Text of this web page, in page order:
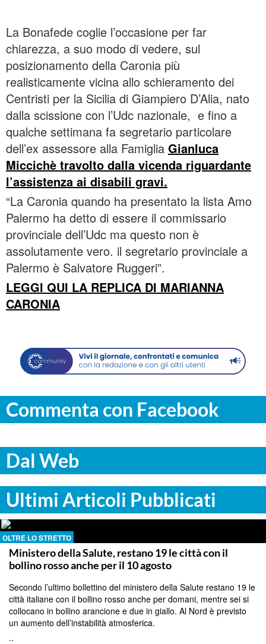
La Bonafede coglie l’occasione per far
chiarezza, a suo modo di vedere, sul
posizionamento della Caronia più
realisticamente vicina allo schieramento dei
Centristi per la Sicilia di Giampiero D’Alia, nato
dalla scissione con l’Udc nazionale, e fino a
qualche settimana fa segretario particolare
dell’ex assessore alla Famiglia Gianluca
Miccichè travolto dalla vicenda riguardante
l’assistenza ai disabili gravi.
“La Caronia quando ha presentato la lista Amo
Palermo ha detto di essere il commissario
provinciale dell’Udc ma questo non è
assolutamente vero. il segretario provinciale a
Palermo è Salvatore Ruggeri”.
LEGGI QUI LA REPLICA DI MARIANNA
CARONIA
Commenta con Facebook
Dal Web
Ultimi Articoli Pubblicati
OLTRE LO STRETTO
Ministero della Salute, restano 19 le città con il
bollino rosso anche per il 10 agosto
Secondo l’ultimo bollettino del ministero della Salute restano 19 le
città italiane con il bollino rosso anche per domani, mentre sei si
collocano in bollino arancione e due in giallo. Al Nord è previsto
un aumento dell’instabilità atmosferica.
..